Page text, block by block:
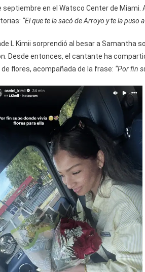
septiembre en el Watsco Center de
“El que te la sacó de Arroyo y te la puso
L Kimii sorprendió al besar a Samantha
Desde entonces, el cantante ha
flores, acompañada de la frase: “Por fin